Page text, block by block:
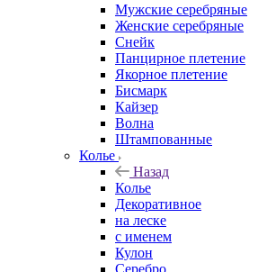
Мужские серебряные
Женские серебряные
Снейк
Панцирное плетение
Якорное плетение
Бисмарк
Кайзер
Волна
Штампованные
Колье
Назад
Колье
Декоративное
на леске
с именем
Кулон
Серебро